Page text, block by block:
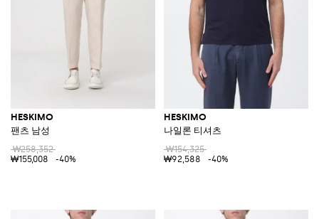
HESKIMO
팬츠 남성
₩258,352
₩155,008
-40%
HESKIMO
나일론 티셔츠
₩154,325
₩92,588
-40%